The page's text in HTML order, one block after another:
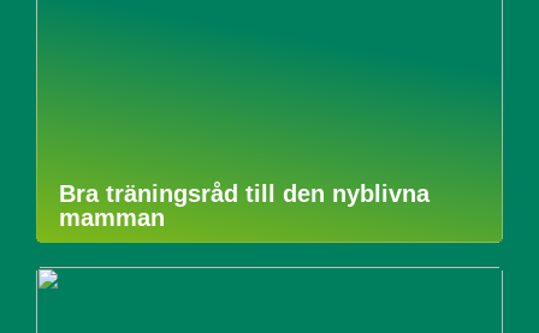
Bra träningsråd till den nyblivna
mamman